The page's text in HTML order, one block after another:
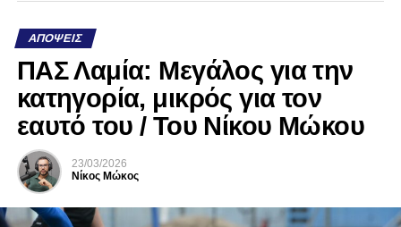
ΑΠΌΨΕΙΣ
ΠΑΣ Λαμία: Μεγάλος για την
κατηγορία, μικρός για τον
εαυτό του / Του Νίκου Μώκου
23/03/2026
Νίκος Μώκος